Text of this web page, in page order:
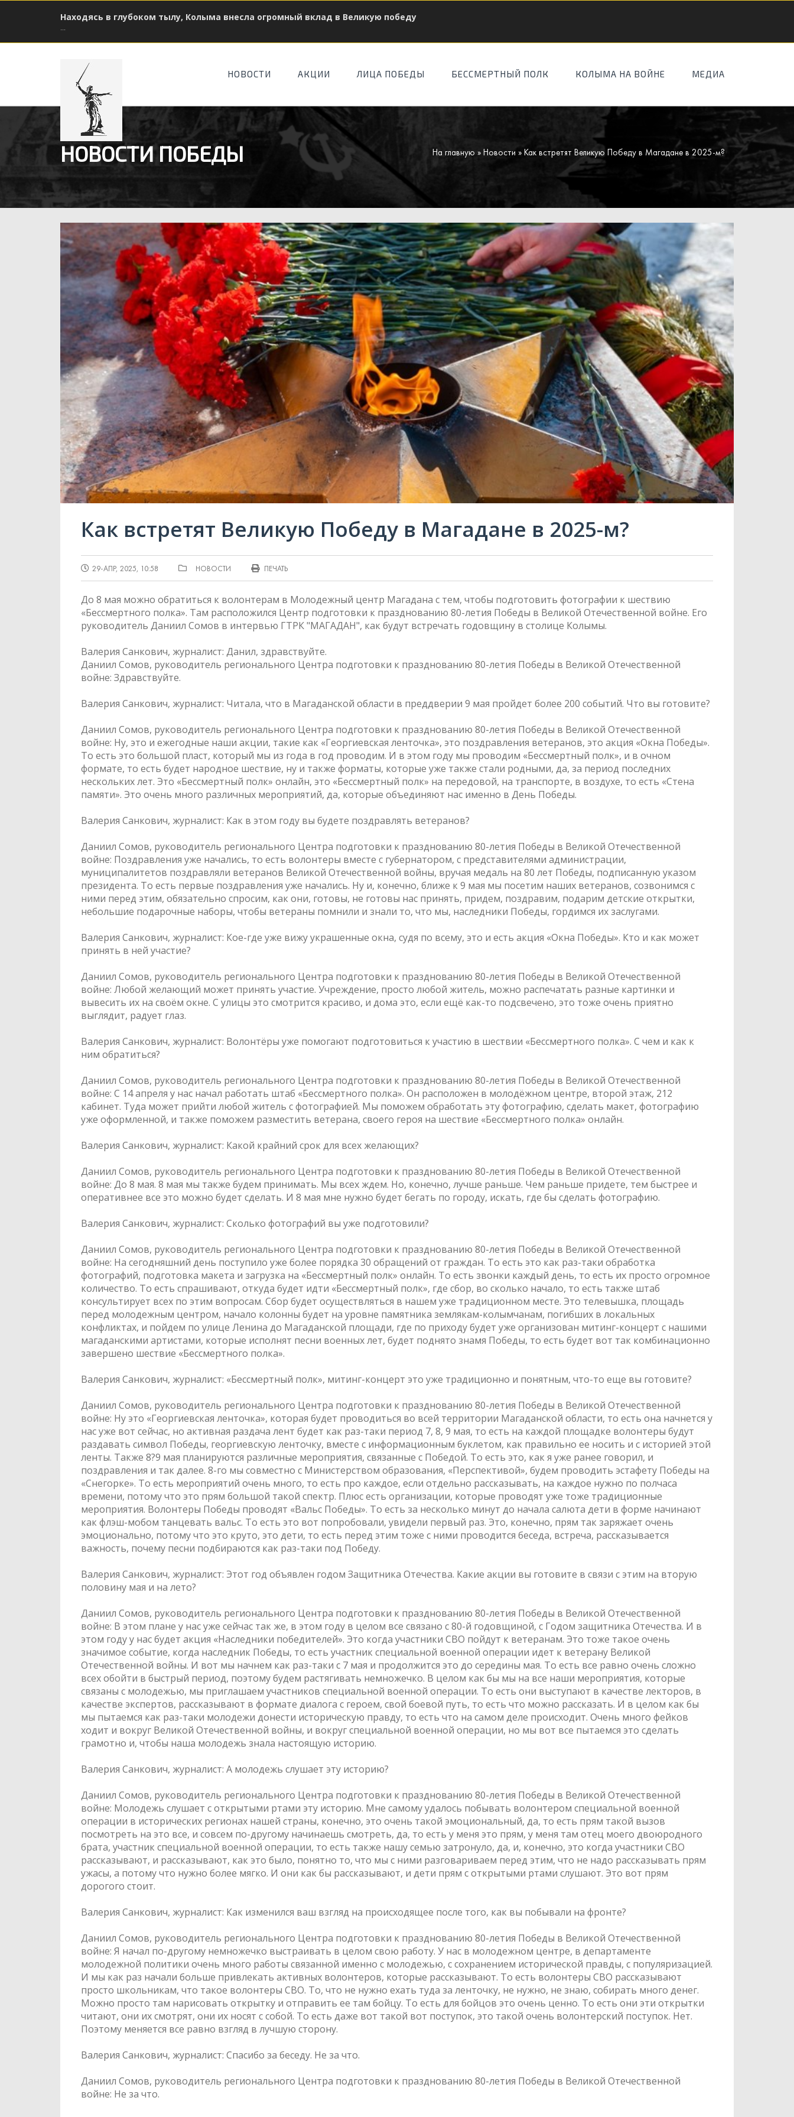
Находясь в глубоком тылу, Колыма внесла огромный вклад в Великую победу
...
НОВОСТИ АКЦИИ ЛИЦА ПОБЕДЫ БЕССМЕРТНЫЙ ПОЛК КОЛЫМА НА ВОЙНЕ МЕДИА
НОВОСТИ ПОБЕДЫ На главную » Новости » Как встретят Великую Победу в Магадане в 2025-м?
Как встретят Великую Победу в Магадане в 2025-м?
29-АПР, 2025, 10:58 НОВОСТИ ПЕЧАТЬ
До 8 мая можно обратиться к волонтерам в Молодежный центр Магадана с тем, чтобы подготовить фотографии к шествию
«Бессмертного полка». Там расположился Центр подготовки к празднованию 80-летия Победы в Великой Отечественной войне. Его
руководитель Даниил Сомов в интервью ГТРК "МАГАДАН", как будут встречать годовщину в столице Колымы.
Валерия Санкович, журналист: Данил, здравствуйте.
Даниил Сомов, руководитель регионального Центра подготовки к празднованию 80-летия Победы в Великой Отечественной
войне: Здравствуйте.
Валерия Санкович, журналист: Читала, что в Магаданской области в преддверии 9 мая пройдет более 200 событий. Что вы готовите?
Даниил Сомов, руководитель регионального Центра подготовки к празднованию 80-летия Победы в Великой Отечественной
войне: Ну, это и ежегодные наши акции, такие как «Георгиевская ленточка», это поздравления ветеранов, это акция «Окна Победы».
То есть это большой пласт, который мы из года в год проводим. И в этом году мы проводим «Бессмертный полк», и в очном
формате, то есть будет народное шествие, ну и также форматы, которые уже также стали родными, да, за период последних
нескольких лет. Это «Бессмертный полк» онлайн, это «Бессмертный полк» на передовой, на транспорте, в воздухе, то есть «Стена
памяти». Это очень много различных мероприятий, да, которые объединяют нас именно в День Победы.
Валерия Санкович, журналист: Как в этом году вы будете поздравлять ветеранов?
Даниил Сомов, руководитель регионального Центра подготовки к празднованию 80-летия Победы в Великой Отечественной
войне: Поздравления уже начались, то есть волонтеры вместе с губернатором, с представителями администрации,
муниципалитетов поздравляли ветеранов Великой Отечественной войны, вручая медаль на 80 лет Победы, подписанную указом
президента. То есть первые поздравления уже начались. Ну и, конечно, ближе к 9 мая мы посетим наших ветеранов, созвонимся с
ними перед этим, обязательно спросим, как они, готовы, не готовы нас принять, придем, поздравим, подарим детские открытки,
небольшие подарочные наборы, чтобы ветераны помнили и знали то, что мы, наследники Победы, гордимся их заслугами.
Валерия Санкович, журналист: Кое-где уже вижу украшенные окна, судя по всему, это и есть акция «Окна Победы». Кто и как может
принять в ней участие?
Даниил Сомов, руководитель регионального Центра подготовки к празднованию 80-летия Победы в Великой Отечественной
войне: Любой желающий может принять участие. Учреждение, просто любой житель, можно распечатать разные картинки и
вывесить их на своём окне. С улицы это смотрится красиво, и дома это, если ещё как-то подсвечено, это тоже очень приятно
выглядит, радует глаз.
Валерия Санкович, журналист: Волонтёры уже помогают подготовиться к участию в шествии «Бессмертного полка». С чем и как к
ним обратиться?
Даниил Сомов, руководитель регионального Центра подготовки к празднованию 80-летия Победы в Великой Отечественной
войне: С 14 апреля у нас начал работать штаб «Бессмертного полка». Он расположен в молодёжном центре, второй этаж, 212
кабинет. Туда может прийти любой житель с фотографией. Мы поможем обработать эту фотографию, сделать макет, фотографию
уже оформленной, и также поможем разместить ветерана, своего героя на шествие «Бессмертного полка» онлайн.
Валерия Санкович, журналист: Какой крайний срок для всех желающих?
Даниил Сомов, руководитель регионального Центра подготовки к празднованию 80-летия Победы в Великой Отечественной
войне: До 8 мая. 8 мая мы также будем принимать. Мы всех ждем. Но, конечно, лучше раньше. Чем раньше придете, тем быстрее и
оперативнее все это можно будет сделать. И 8 мая мне нужно будет бегать по городу, искать, где бы сделать фотографию.
Валерия Санкович, журналист: Сколько фотографий вы уже подготовили?
Даниил Сомов, руководитель регионального Центра подготовки к празднованию 80-летия Победы в Великой Отечественной
войне: На сегодняшний день поступило уже более порядка 30 обращений от граждан. То есть это как раз-таки обработка
фотографий, подготовка макета и загрузка на «Бессмертный полк» онлайн. То есть звонки каждый день, то есть их просто огромное
количество. То есть спрашивают, откуда будет идти «Бессмертный полк», где сбор, во сколько начало, то есть также штаб
консультирует всех по этим вопросам. Сбор будет осуществляться в нашем уже традиционном месте. Это телевышка, площадь
перед молодежным центром, начало колонны будет на уровне памятника землякам-колымчанам, погибших в локальных
конфликтах, и пойдем по улице Ленина до Магаданской площади, где по приходу будет уже организован митинг-концерт с нашими
магаданскими артистами, которые исполнят песни военных лет, будет поднято знамя Победы, то есть будет вот так комбинационно
завершено шествие «Бессмертного полка».
Валерия Санкович, журналист: «Бессмертный полк», митинг-концерт это уже традиционно и понятным, что-то еще вы готовите?
Даниил Сомов, руководитель регионального Центра подготовки к празднованию 80-летия Победы в Великой Отечественной
войне: Ну это «Георгиевская ленточка», которая будет проводиться во всей территории Магаданской области, то есть она начнется у
нас уже вот сейчас, но активная раздача лент будет как раз-таки период 7, 8, 9 мая, то есть на каждой площадке волонтеры будут
раздавать символ Победы, георгиевскую ленточку, вместе с информационным буклетом, как правильно ее носить и с историей этой
ленты. Также 8?9 мая планируются различные мероприятия, связанные с Победой. То есть это, как я уже ранее говорил, и
поздравления и так далее. 8-го мы совместно с Министерством образования, «Перспективой», будем проводить эстафету Победы на
«Снегорке». То есть мероприятий очень много, то есть про каждое, если отдельно рассказывать, на каждое нужно по полчаса
времени, потому что это прям большой такой спектр. Плюс есть организации, которые проводят уже тоже традиционные
мероприятия. Волонтеры Победы проводят «Вальс Победы». То есть за несколько минут до начала салюта дети в форме начинают
как флэш-мобом танцевать вальс. То есть это вот попробовали, увидели первый раз. Это, конечно, прям так заряжает очень
эмоционально, потому что это круто, это дети, то есть перед этим тоже с ними проводится беседа, встреча, рассказывается
важность, почему песни подбираются как раз-таки под Победу.
Валерия Санкович, журналист: Этот год объявлен годом Защитника Отечества. Какие акции вы готовите в связи с этим на вторую
половину мая и на лето?
Даниил Сомов, руководитель регионального Центра подготовки к празднованию 80-летия Победы в Великой Отечественной
войне: В этом плане у нас уже сейчас так же, в этом году в целом все связано с 80-й годовщиной, с Годом защитника Отечества. И в
этом году у нас будет акция «Наследники победителей». Это когда участники СВО пойдут к ветеранам. Это тоже такое очень
значимое событие, когда наследник Победы, то есть участник специальной военной операции идет к ветерану Великой
Отечественной войны. И вот мы начнем как раз-таки с 7 мая и продолжится это до середины мая. То есть все равно очень сложно
всех обойти в быстрый период, поэтому будем растягивать немножечко. В целом как бы мы на все наши мероприятия, которые
связаны с молодежью, мы приглашаем участников специальной военной операции. То есть они выступают в качестве лекторов, в
качестве экспертов, рассказывают в формате диалога с героем, свой боевой путь, то есть что можно рассказать. И в целом как бы
мы пытаемся как раз-таки молодежи донести историческую правду, то есть что на самом деле происходит. Очень много фейков
ходит и вокруг Великой Отечественной войны, и вокруг специальной военной операции, но мы вот все пытаемся это сделать
грамотно и, чтобы наша молодежь знала настоящую историю.
Валерия Санкович, журналист: А молодежь слушает эту историю?
Даниил Сомов, руководитель регионального Центра подготовки к празднованию 80-летия Победы в Великой Отечественной
войне: Молодежь слушает с открытыми ртами эту историю. Мне самому удалось побывать волонтером специальной военной
операции в исторических регионах нашей страны, конечно, это очень такой эмоциональный, да, то есть прям такой вызов
посмотреть на это все, и совсем по-другому начинаешь смотреть, да, то есть у меня это прям, у меня там отец моего двоюродного
брата, участник специальной военной операции, то есть также нашу семью затронуло, да, и, конечно, это когда участники СВО
рассказывают, и рассказывают, как это было, понятно то, что мы с ними разговариваем перед этим, что не надо рассказывать прям
ужасы, а потому что нужно более мягко. И они как бы рассказывают, и дети прям с открытыми ртами слушают. Это вот прям
дорогого стоит.
Валерия Санкович, журналист: Как изменился ваш взгляд на происходящее после того, как вы побывали на фронте?
Даниил Сомов, руководитель регионального Центра подготовки к празднованию 80-летия Победы в Великой Отечественной
войне: Я начал по-другому немножечко выстраивать в целом свою работу. У нас в молодежном центре, в департаменте
молодежной политики очень много работы связанной именно с молодежью, с сохранением исторической правды, с популяризацией.
И мы как раз начали больше привлекать активных волонтеров, которые рассказывают. То есть волонтеры СВО рассказывают
просто школьникам, что такое волонтеры СВО. То, что не нужно ехать туда за ленточку, не нужно, не знаю, собирать много денег.
Можно просто там нарисовать открытку и отправить ее там бойцу. То есть для бойцов это очень ценно. То есть они эти открытки
читают, они их смотрят, они их носят с собой. То есть даже вот такой вот поступок, это такой очень волонтерский поступок. Нет.
Поэтому меняется все равно взгляд в лучшую сторону.
Валерия Санкович, журналист: Спасибо за беседу. Не за что.
Даниил Сомов, руководитель регионального Центра подготовки к празднованию 80-летия Победы в Великой Отечественной
войне: Не за что.